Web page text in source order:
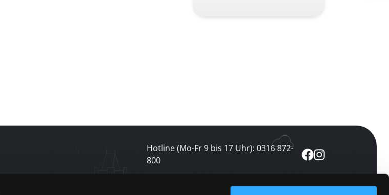
Hotline (Mo-Fr 9 bis 17 Uhr): 0316 872-
800